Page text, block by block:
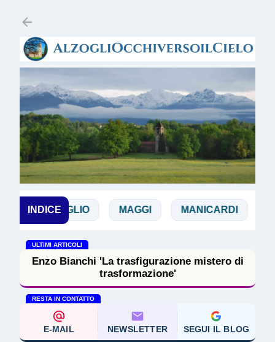
INDICE
DOGLIO MAGGI MANICARDI
ULTIMI ARTICOLI
Enzo Bianchi 'La trasfigurazione mistero di
trasformazione'
RESTA IN CONTATTO
E-MAIL NEWSLETTER SEGUI IL BLOG